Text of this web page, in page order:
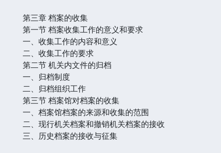
第三章 档案的收集
第一节 档案收集工作的意义和要求
一、收集工作的内容和意义
二、收集工作的要求
第二节 机关内文件的归档
一、归档制度
二、归档组织工作
第三节 档案馆对档案的收集
一、档案馆档案的来源和收集的范围
二、现行机关档案和撤销机关档案的接收
三、历史档案的接收与征集